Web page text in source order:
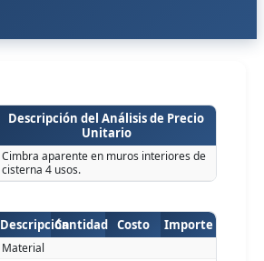
Descripción del Análisis de Precio
Unitario
Cimbra aparente en muros interiores de
cisterna 4 usos.
DescripciónCantidad Costo Importe
Material